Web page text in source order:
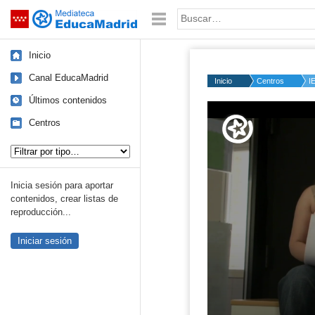
Saltar navegación Palabra o frase:
Inicio
Canal EducaMadrid
Últimos contenidos
Centros
Inicia sesión para aportar
contenidos, crear listas de
reproducción...
Iniciar sesión
Inicio Centros